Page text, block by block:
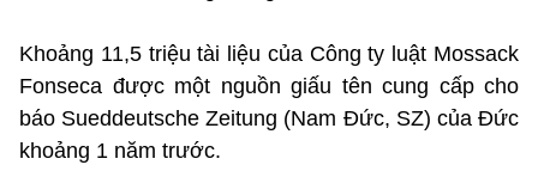
Khoảng 11,5 triệu tài liệu của Công ty luật Mossack
Fonseca được một nguồn giấu tên cung cấp cho
báo Sueddeutsche Zeitung (Nam Đức, SZ) của Đức
khoảng 1 năm trước.